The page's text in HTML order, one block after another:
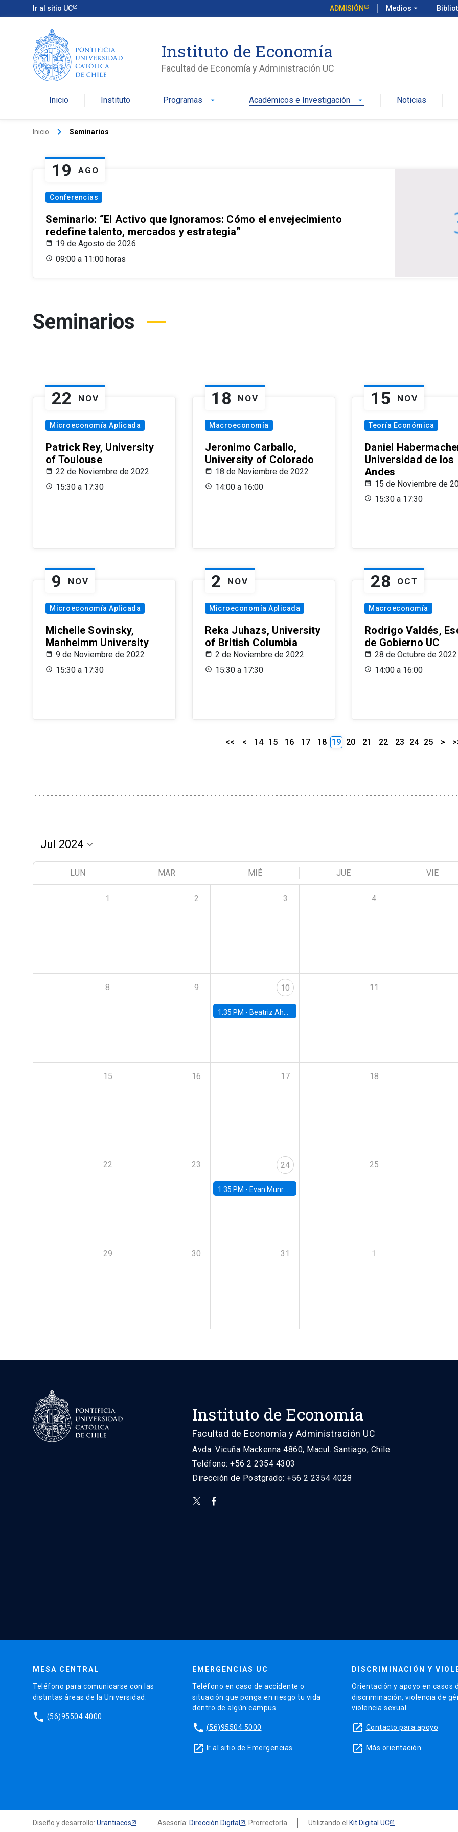
Ir al sitio UC ADMISIÓN Medios arrow_drop_down
Instituto de Economía
Facultad de Economía y Administración UC
Inicio Instituto Programas arrow_drop_down Académicos e Investigación arrow_drop_down Noticias
Inicio keyboard_arrow_right Seminarios
19 AGO
Conferencias
Seminario: “El Activo que Ignoramos: Cómo el envejecimiento
redefine talento, mercados y estrategia”
19 de Agosto de 2026
09:00 a 11:00 horas
Seminarios
22 NOV
Microeconomía Aplicada
Patrick Rey, University
of Toulouse
22 de Noviembre de 2022
15:30 a 17:30
18 NOV
Macroeconomía
Jeronimo Carballo,
University of Colorado
18 de Noviembre de 2022
14:00 a 16:00
15 NOV
Teoría Económica
Daniel
Universidad de los
Andes
15 de Noviembre de
15:30 a 17:30
9 NOV
Microeconomía Aplicada
Michelle Sovinsky,
Manheimm University
9 de Noviembre de 2022
15:30 a 17:30
2 NOV
Microeconomía Aplicada
Reka Juhazs, University
of British Columbia
2 de Noviembre de 2022
15:30 a 17:30
28 OCT
Macroeconomía
Rodrigo Valdés,
de Gobierno UC
28 de Octubre de 2022
14:00 a 16:00
<< < 14 15 16 17 18 19 20 21 22 23 24 25 >
LUN MAR MIÉ JUE VIE
1 2 3 4
8 9 10
1:35 PM - Beatriz Ahumada, PhD candidate, Universidad de Pittsburgh
11
15 16 17 18
22 23 24
1:35 PM - Evan Munro, Neyman Visiting Assistant Professor in the Department of Statistics at UC Berkeley
25
29 30 31 1
Instituto de Economía
Facultad de Economía y Administración UC
Avda. Vicuña Mackenna 4860, Macul. Santiago, Chile
Teléfono: +56 2 2354 4303
Dirección de Postgrado: +56 2 2354 4028
MESA CENTRAL
Teléfono para comunicarse con las
distintas áreas de la Universidad.
phone (56)95504 4000
EMERGENCIAS UC
Teléfono en caso de accidente o
situación que ponga en riesgo tu vida
dentro de algún campus.
phone (56)95504 5000
launch Ir al sitio de Emergencias
DISCRIMINACIÓN Y
Orientación y apoyo en casos
discriminación, violencia de
violencia sexual.
launch Contacto para apoyo
launch Más orientación
Diseño y desarrollo: Urantiacos Asesoría: Dirección Digital , Prorrectoría Utilizando el Kit Digital UC